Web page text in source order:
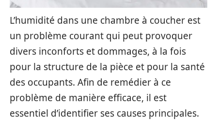
L’humidité dans une chambre à coucher est
un problème courant qui peut provoquer
divers inconforts et dommages, à la fois
pour la structure de la pièce et pour la santé
des occupants. Afin de remédier à ce
problème de manière efficace, il est
essentiel d’identifier ses causes principales.